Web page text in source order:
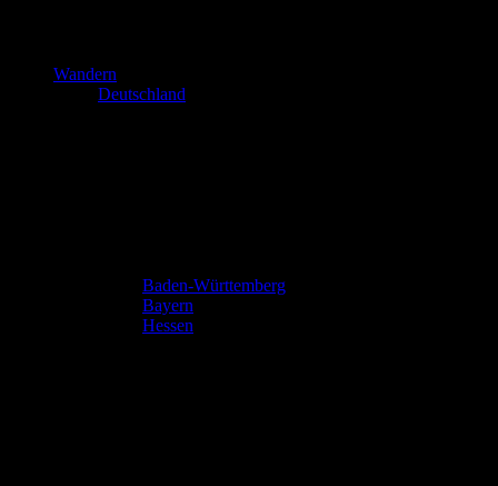
Wandern
Deutschland
Baden-Württemberg
Bayern
Hessen